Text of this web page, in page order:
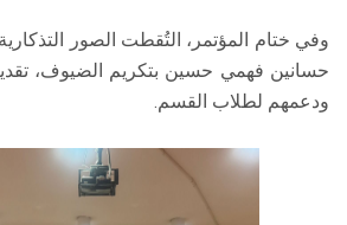
وفي ختام المؤتمر، التُقطت الصور
حسانين فهمي حسين بتكريم الضيوف،
ودعمهم لطلاب القسم.